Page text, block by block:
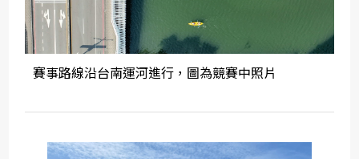
賽事路線沿台南運河進行，圖為競賽中照片